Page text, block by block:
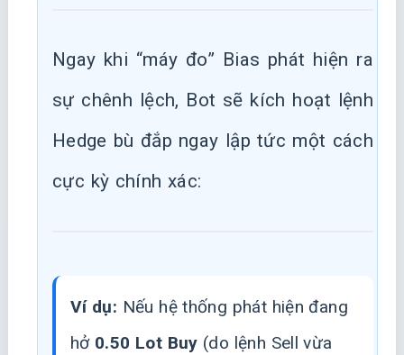
Ngay khi “máy đo” Bias phát hiện ra
sự chênh lệch, Bot sẽ kích hoạt lệnh
Hedge bù đắp ngay lập tức một cách
cực kỳ chính xác:
Ví dụ: Nếu hệ thống phát hiện đang
hở 0.50 Lot Buy (do lệnh Sell vừa